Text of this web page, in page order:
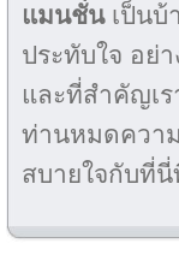
แมนชั่นเป็นบ้
ประทับใจ อย่
และที่สำคัญเ
ท่านหมดความ
สบายใจกับที่นี่